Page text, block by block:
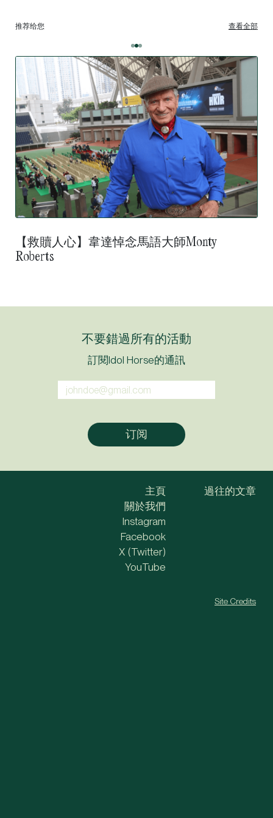
推荐给您 查看全部
【救贖人心】韋達悼念馬語大師Monty
Roberts
不要錯過所有的活動
訂閱Idol Horse的通訊
主頁
關於我們
過往的文章
Instagram
Facebook
X (Twitter)
YouTube
Site Credits